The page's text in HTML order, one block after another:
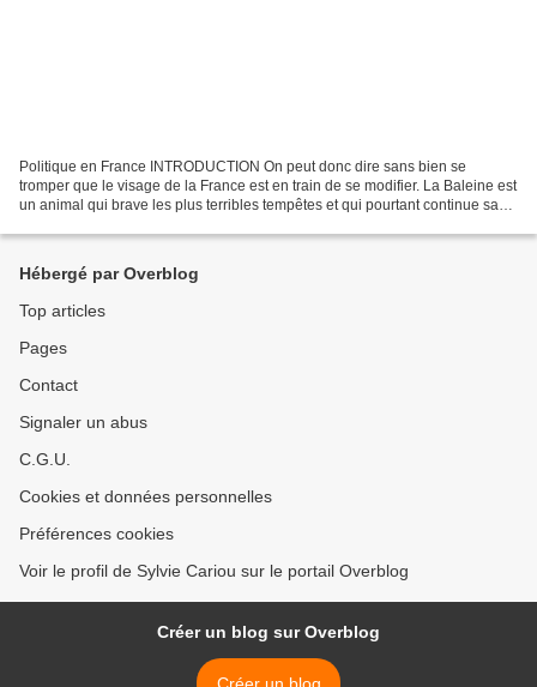
Politique en France INTRODUCTION On peut donc dire sans bien se
tromper que le visage de la France est en train de se modifier. La Baleine est
un animal qui brave les plus terribles tempêtes et qui pourtant continue sa
Hébergé par Overblog
Top articles
Pages
Contact
Signaler un abus
C.G.U.
Cookies et données personnelles
Préférences cookies
Voir le profil de Sylvie Cariou sur le portail Overblog
Créer un blog sur Overblog